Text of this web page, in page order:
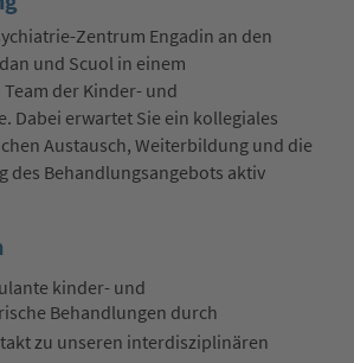
Zentrum Engadin an den
und Scuol in einem
der Kinder- und
Dabei erwartet Sie ein kollegiales
Austausch, Weiterbildung und die
des Behandlungsangebots aktiv
kinder- und
Behandlungen durch
zu unseren interdisziplinären